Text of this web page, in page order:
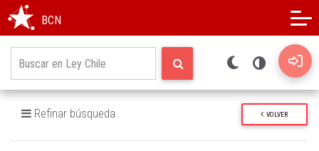
BCN
Refinar búsqueda VOLVER